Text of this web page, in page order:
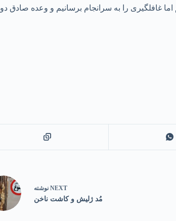
غافلگیری را به سرانجام برسانیم و وعده صادق دو
NEXT نوشته
مُد ژلیش و کاشت ناخن